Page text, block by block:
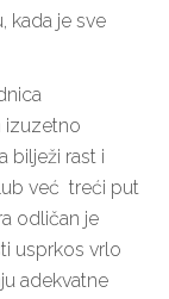
kada je sve
izuzetno
bilježi rast i
već treći put
odličan je
usprkos vrlo
adekvatne